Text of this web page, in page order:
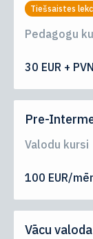
Tiešsaistes
Pedagogu
30 EUR + PVN
Pre-
Valodu kursi
100 EUR/
Vācu